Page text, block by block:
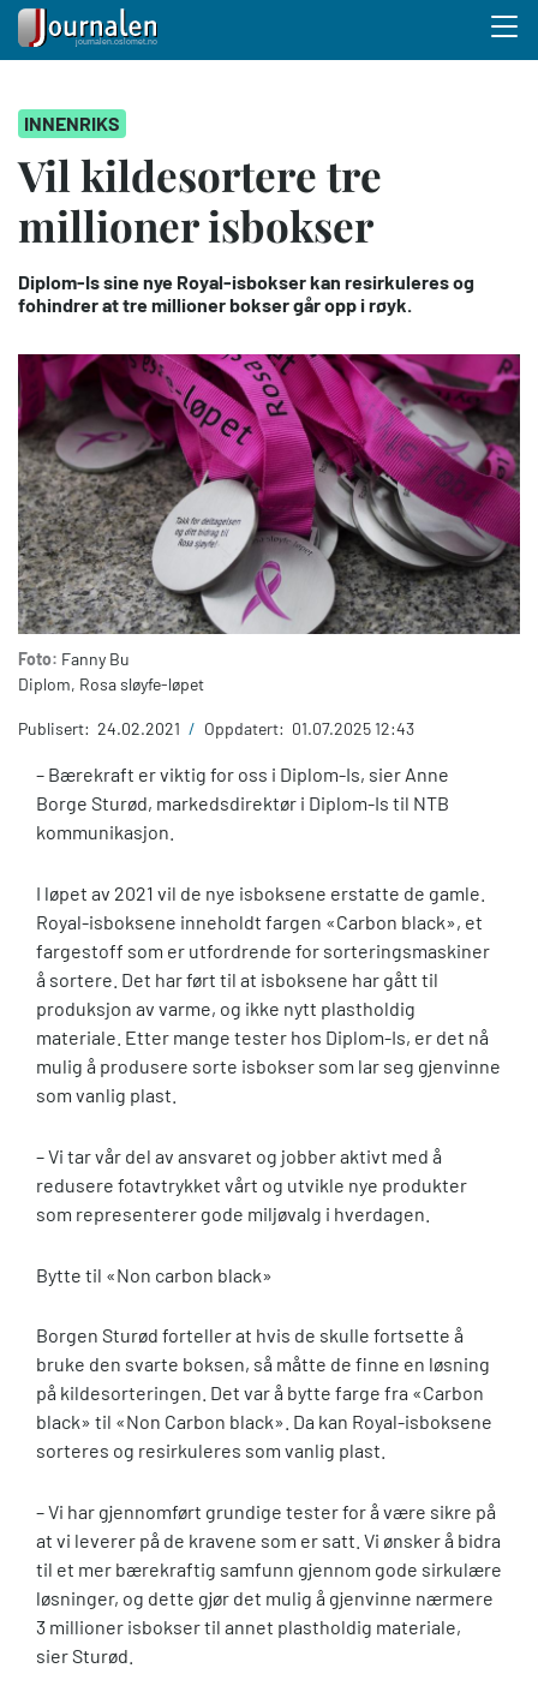
hovedinnhold
INNENRIKS
Vil kildesortere tre
millioner isbokser
Diplom-Is sine nye Royal-isbokser kan resirkuleres og
fohindrer at tre millioner bokser går opp i røyk.
Foto: Fanny Bu
Diplom, Rosa sløyfe-løpet
Publisert: 24.02.2021 / Oppdatert: 01.07.2025 12:43
– Bærekraft er viktig for oss i Diplom-Is, sier Anne
Borge Sturød, markedsdirektør i Diplom-Is til NTB
kommunikasjon.
I løpet av 2021 vil de nye isboksene erstatte de gamle.
Royal-isboksene inneholdt fargen «Carbon black», et
fargestoff som er utfordrende for sorteringsmaskiner
å sortere. Det har ført til at isboksene har gått til
produksjon av varme, og ikke nytt plastholdig
materiale. Etter mange tester hos Diplom-Is, er det nå
mulig å produsere sorte isbokser som lar seg gjenvinne
som vanlig plast.
– Vi tar vår del av ansvaret og jobber aktivt med å
redusere fotavtrykket vårt og utvikle nye produkter
som representerer gode miljøvalg i hverdagen.
Bytte til «Non carbon black»
Borgen Sturød forteller at hvis de skulle fortsette å
bruke den svarte boksen, så måtte de finne en løsning
på kildesorteringen. Det var å bytte farge fra «Carbon
black» til «Non Carbon black». Da kan Royal-isboksene
sorteres og resirkuleres som vanlig plast.
– Vi har gjennomført grundige tester for å være sikre på
at vi leverer på de kravene som er satt. Vi ønsker å bidra
til et mer bærekraftig samfunn gjennom gode sirkulære
løsninger, og dette gjør det mulig å gjenvinne nærmere
3 millioner isbokser til annet plastholdig materiale,
sier Sturød.